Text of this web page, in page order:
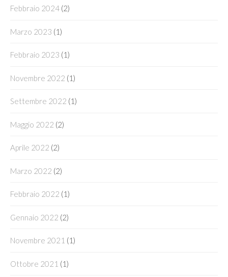
Febbraio 2024 (2)
Marzo 2023 (1)
Febbraio 2023 (1)
Novembre 2022 (1)
Settembre 2022 (1)
Maggio 2022 (2)
Aprile 2022 (2)
Marzo 2022 (2)
Febbraio 2022 (1)
Gennaio 2022 (2)
Novembre 2021 (1)
Ottobre 2021 (1)